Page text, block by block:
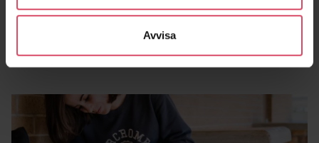
Avvisa
Huvudkontor, showroom, lager Kontor